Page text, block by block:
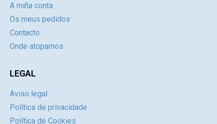
A miña conta
Os meus pedidos
Contacto
Onde atoparnos
LEGAL
Aviso legal
Política de privacidade
Política de Cookies